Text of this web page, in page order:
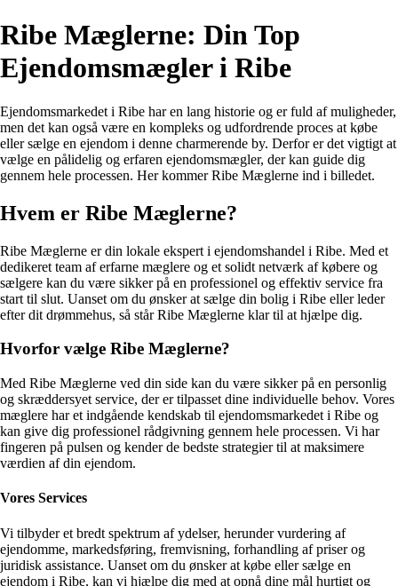
Ribe Mæglerne: Din Top
Ejendomsmægler i Ribe
Ejendomsmarkedet i Ribe har en lang historie og er fuld af muligheder,
men det kan også være en kompleks og udfordrende proces at købe
eller sælge en ejendom i denne charmerende by. Derfor er det vigtigt at
vælge en pålidelig og erfaren ejendomsmægler, der kan guide dig
gennem hele processen. Her kommer Ribe Mæglerne ind i billedet.
Hvem er Ribe Mæglerne?
Ribe Mæglerne er din lokale ekspert i ejendomshandel i Ribe. Med et
dedikeret team af erfarne mæglere og et solidt netværk af købere og
sælgere kan du være sikker på en professionel og effektiv service fra
start til slut. Uanset om du ønsker at sælge din bolig i Ribe eller leder
efter dit drømmehus, så står Ribe Mæglerne klar til at hjælpe dig.
Hvorfor vælge Ribe Mæglerne?
Med Ribe Mæglerne ved din side kan du være sikker på en personlig
og skræddersyet service, der er tilpasset dine individuelle behov. Vores
mæglere har et indgående kendskab til ejendomsmarkedet i Ribe og
kan give dig professionel rådgivning gennem hele processen. Vi har
fingeren på pulsen og kender de bedste strategier til at maksimere
værdien af din ejendom.
Vores Services
Vi tilbyder et bredt spektrum af ydelser, herunder vurdering af
ejendomme, markedsføring, fremvisning, forhandling af priser og
juridisk assistance. Uanset om du ønsker at købe eller sælge en
ejendom i Ribe, kan vi hjælpe dig med at opnå dine mål hurtigt og